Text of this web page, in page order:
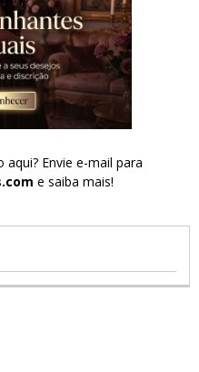
Envie e-mail para
e saiba mais!